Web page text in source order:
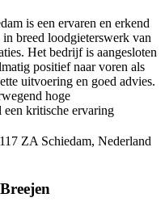
is een ervaren en erkend
breed loodgieterswerk van
Het bedrijf is aangesloten
positief naar voren als
uitvoering en goed advies.
hoge
kritische ervaring
ZA Schiedam, Nederland